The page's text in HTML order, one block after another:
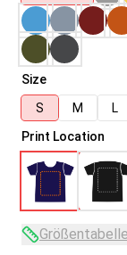
Size
S
M L
Print Location